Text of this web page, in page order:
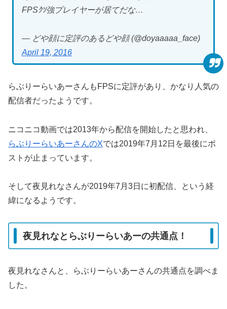
FPSｸｿ強プレイヤーが居てだな…
— どや顔に定評のあるどや顔 (@doyaaaaa_face)
April 19, 2016
らぶりーらいあーさんもFPSに定評があり、かなり人気の
配信者だったようです。
ニコニコ動画では2013年から配信を開始したと思われ、
らぶりーらいあーさんのXでは2019年7月12日を最後にポ
ストが止まっています。
そして夜見れなさんが2019年7月3日に初配信、という経
緯になるようです。
夜見れなとらぶりーらいあーの共通点！
夜見れなさんと、らぶりーらいあーさんの共通点を調べま
した。